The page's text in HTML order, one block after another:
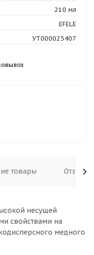
210 мл
EFELE
УТ000025407
товары Отзывы
несущей
свойствами на
медного